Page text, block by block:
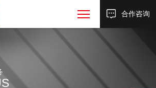
合作咨询